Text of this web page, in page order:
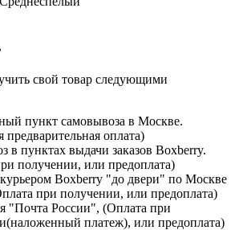
свой товар следующими
пункт самовывоза в Москве.
предварительная оплата)
в пунктах выдачи заказов Boxberry.
получении, или предоплата)
Boxberry "до двери" по Москве
при получении, или предоплата)
"Почта России", (Оплата при
платеж), или предоплата)